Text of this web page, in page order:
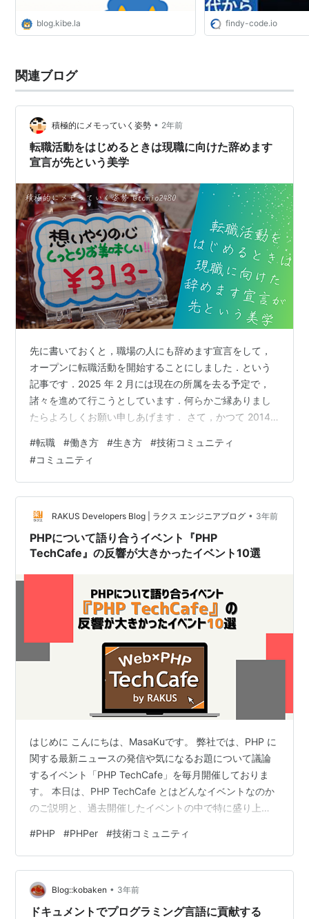
blog.kibe.la findy-code.io
関連ブログ
積極的にメモっていく姿勢 • 2年前
転職活動をはじめるときは現職に向けた辞めます
宣言が先という美学
先に書いておくと，職場の人にも辞めます宣言をして，
オープンに転職活動を開始することにしました．という
記事です．2025 年 2 月には現在の所属を去る予定で，
諸々を進めて行こうとしています．何らかご縁ありまし
たらよろしくお願い申しあげます． さて，かつて 2014
定"の憂目にあっているときに書いた記事を読み直しまし
た．はじめての就職を前にして，就職というのは何なの
かを偉そうに書いています． 昔とブログデザインを変え
た関係でめちゃくちゃ読みづらいんですが，書いてある
ことは 10 年半たった今でも，そうかなと思うことが書か
れていて，ある程…
#転職 #働き方 #生き方 #技術コミュニティ
#コミュニティ
RAKUS Developers Blog | ラクス エンジニアブログ • 3年前
PHPについて語り合うイベント『PHP
TechCafe』の反響が大きかったイベント10選
はじめに こんにちは、MasaKuです。 弊社では、PHP に
関する最新ニュースの発信や気になるお題について議論
するイベント「PHP TechCafe」を毎月開催しておりま
す。 本日は、PHP TechCafe とはどんなイベントなのか
のご説明と、過去開催したイベントの中で特に盛り上が
TechCafe はじめに PHP TechCafeの目的 立ち上げから
の経緯 参加対象者とその理由 運営メンバー テーマ選定
方針 コンテンツ作り 特に評判の良かったテーマ10選
PHPerのための「PHPと型定義を語り合う」 PHP
TechCafe…
#PHP #PHPer #技術コミュニティ
Blog::kobaken • 3年前
ドキュメントでプログラミング言語に貢献する